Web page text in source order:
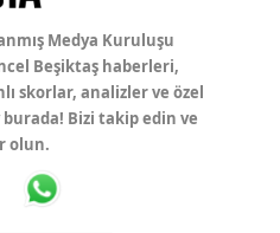
Medya Kuruluşu
Beşiktaş haberleri,
skorlar, analizler ve özel
Bizi takip edin ve
olun.